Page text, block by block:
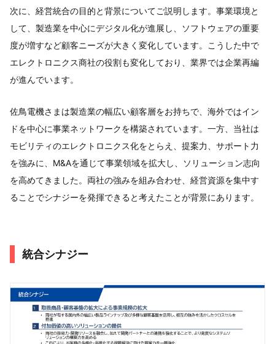
次に、経営統合の目的と背景についてご説明します。事業環境と
して、製造業を中心にデジタル化が進展し、ソフトウェアの重要
度が増すなど顧客ニーズが大きく変化しています。こうした中で
エレクトロニクス商社の役割も変化しており、業界では企業再編
が進んでいます。
佐鳥電機さまは製造業の幅広い顧客層をお持ちで、海外ではイン
ドを中心に事業ネットワークを構築されています。一方、当社は
モビリティのエレクトロニクス化をとらえ、提案力、サポート力
を強みに、M&Aを通じて事業領域を拡大し、ソリューション志向
を高めてきました。両社の強みを組み合わせ、経営資源を集中す
ることでシナジーを発揮できると考えたことが背景にあります。
統合シナジー